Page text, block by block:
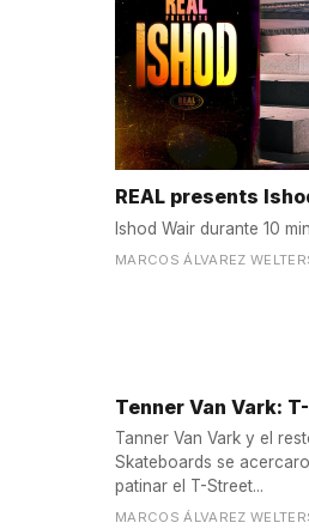
REAL presents
Ishod Wair durante 10
MARCOS ÁLVAREZ
Tenner Van Vark:
Tanner Van Vark y el
Skateboards se
patinar el T-Street...
MARCOS ÁLVAREZ